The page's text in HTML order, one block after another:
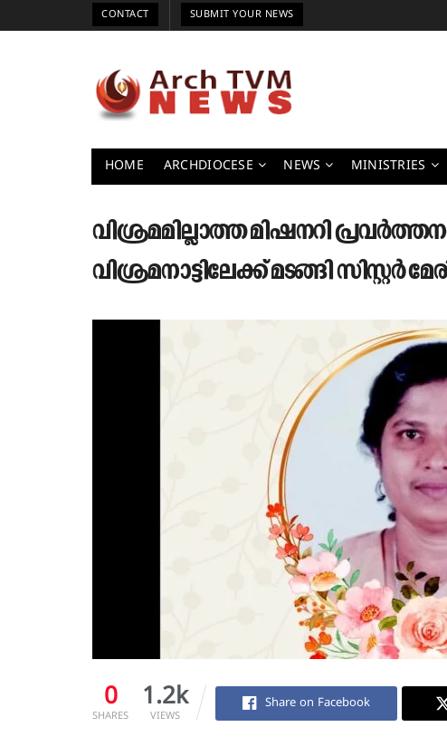
CONTACT SUBMIT YOUR NEWS
HOME ARCHDIOCESE NEWS MINISTRIES
വിശ്രമമില്ലാത്ത മിഷനറി
വിശ്രമനാട്ടിലേക്ക് മടങ്ങി സിസ്റ്റർ
0
SHARES
1.2k
VIEWS
Share on Facebook